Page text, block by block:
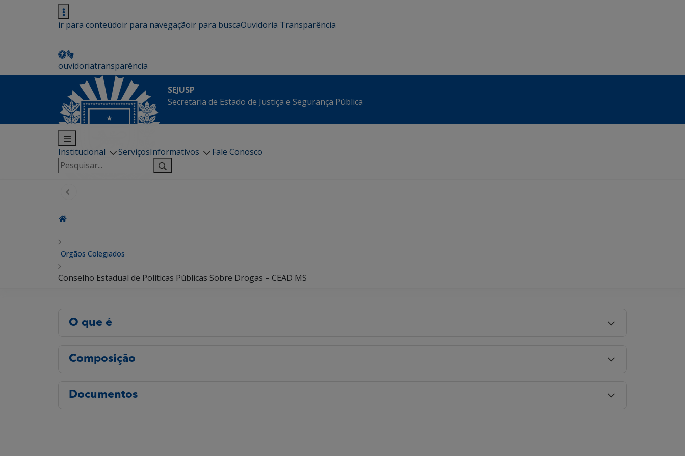
ir para conteúdoir para navegaçãoir para buscaOuvidoria Transparência
ouvidoriatransparência
SEJUSP
Secretaria de Estado de Justiça e Segurança Pública
Institucional ServiçosInformativos
Fale Conosco
Pesquisar
por:
Orgãos Colegiados
Conselho Estadual de Políticas Públicas Sobre Drogas – CEAD MS
O que é
Composição
Documentos